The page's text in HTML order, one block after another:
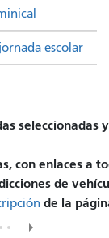
escolar
seleccionadas
con enlaces a
de
de la